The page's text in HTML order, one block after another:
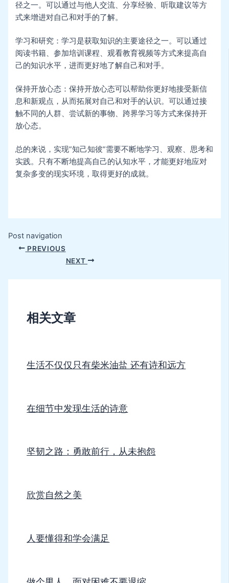
径之一。可以通过与他人交流、分享经验、听取建议等方
式来增进对自己和对手的了解。
学习和研究：学习是获取知识的主要途径之一。可以通过
阅读书籍、参加培训课程、观看教育视频等方式来提高自
己的知识水平，进而更好地了解自己和对手。
保持开放心态：保持开放心态可以帮助你更好地接受新信
息和新观点，从而拓展对自己和对手的认识。可以通过接
触不同的人群、尝试新的事物、跨界学习等方式来保持开
放心态。
总的来说，实现”知己知彼”需要不断地学习、观察、思考和
实践。只有不断地提高自己的认知水平，才能更好地应对
复杂多变的现实环境，取得更好的成就。
Post navigation
PREVIOUS
NEXT
相关文章
生活不仅仅只有柴米油盐 还有诗和远方
在细节中发现生活的诗意
坚韧之路：勇敢前行，从未抱怨
欣赏自然之美
人要懂得和学会满足